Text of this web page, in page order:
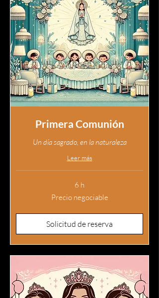
Primera Comunión
Un día sagrado, en la naturaleza
Leer más
6 h
Precio negociable
Solicitud de reserva